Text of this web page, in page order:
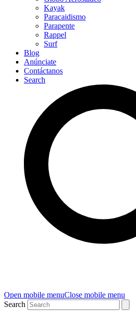
Kayak
Paracaidismo
Parapente
Rappel
Surf
Blog
Anúnciate
Contáctanos
Search
Open mobile menuClose mobile menu
Search